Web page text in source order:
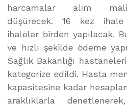
harcamalar alım
düşürecek. 16 kez ihale
ihaleler birden yapılacak.
ve hızlı şekilde ödeme
Sağlık Bakanlığı
kategorize edildi. Hasta
kapasitesine kadar
araklıklarla